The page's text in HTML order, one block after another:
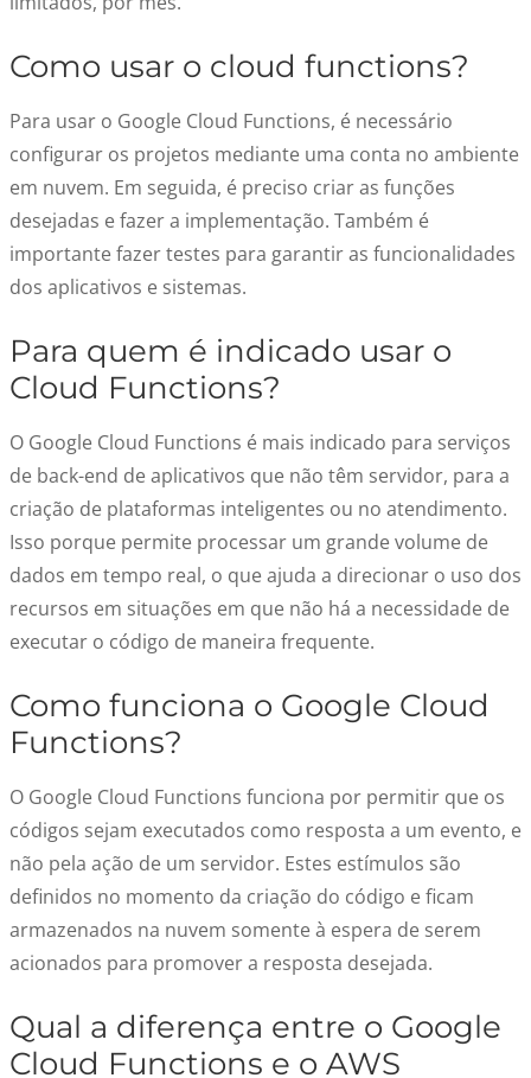
Como usar o cloud functions?
Para usar o Google Cloud Functions, é necessário
configurar os projetos mediante uma conta no ambiente
em nuvem. Em seguida, é preciso criar as funções
desejadas e fazer a implementação. Também é
importante fazer testes para garantir as funcionalidades
dos aplicativos e sistemas.
Para quem é indicado usar o
Cloud Functions?
O Google Cloud Functions é mais indicado para serviços
de back-end de aplicativos que não têm servidor, para a
criação de plataformas inteligentes ou no atendimento.
Isso porque permite processar um grande volume de
dados em tempo real, o que ajuda a direcionar o uso dos
recursos em situações em que não há a necessidade de
executar o código de maneira frequente.
Como funciona o Google Cloud
Functions?
O Google Cloud Functions funciona por permitir que os
códigos sejam executados como resposta a um evento, e
não pela ação de um servidor. Estes estímulos são
definidos no momento da criação do código e ficam
armazenados na nuvem somente à espera de serem
acionados para promover a resposta desejada.
Qual a diferença entre o Google
Cloud Functions e o AWS